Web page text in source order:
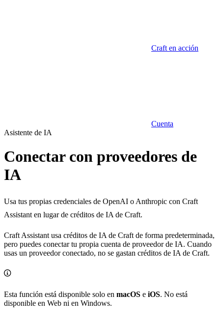
Craft en acción
Cuenta
Asistente de IA
Conectar con proveedores de
IA
Usa tus propias credenciales de OpenAI o Anthropic con Craft
Assistant en lugar de créditos de IA de Craft.
Craft Assistant usa créditos de IA de Craft de forma predeterminada,
pero puedes conectar tu propia cuenta de proveedor de IA. Cuando
usas un proveedor conectado, no se gastan créditos de IA de Craft.
Esta función está disponible solo en macOS e iOS. No está
disponible en Web ni en Windows.